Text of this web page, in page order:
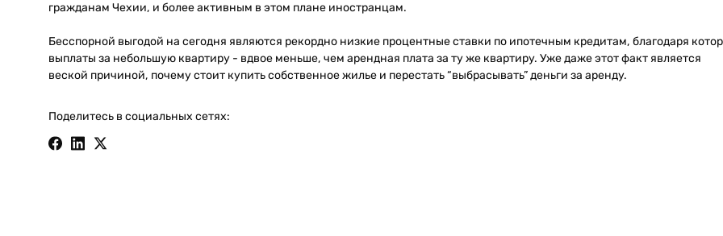
гражданам Чехии, и более активным в этом плане иностранцам.
Бесспорной выгодой на сегодня являются рекордно низкие процентные ставки по ипотечным кредитам, благодаря
выплаты за небольшую квартиру - вдвое меньше, чем арендная плата за ту же квартиру. Уже даже этот факт является
веской причиной, почему стоит купить собственное жилье и перестать “выбрасывать” деньги за аренду.
Поделитесь в социальных сетях: